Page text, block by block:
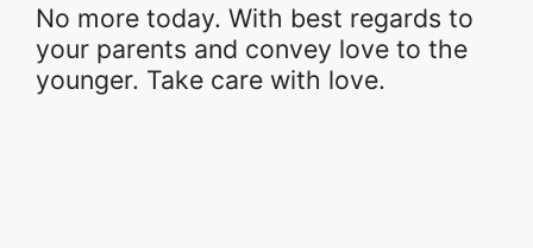
No more today. With best regards to
your parents and convey love to the
younger. Take care with love.